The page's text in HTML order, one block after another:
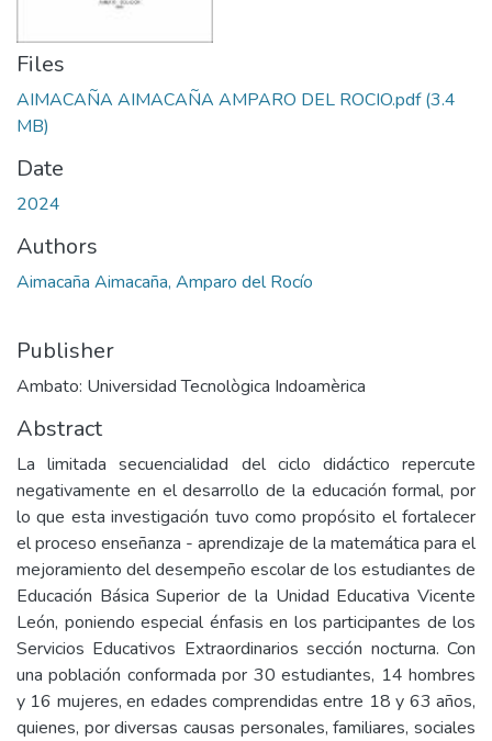
Files
AIMACAÑA AIMACAÑA AMPARO DEL ROCIO.pdf(3.4
MB)
Date
2024
Authors
Aimacaña Aimacaña, Amparo del Rocío
Publisher
Ambato: Universidad Tecnològica Indoamèrica
Abstract
La limitada secuencialidad del ciclo didáctico repercute
negativamente en el desarrollo de la educación formal, por
lo que esta investigación tuvo como propósito el fortalecer
el proceso enseñanza - aprendizaje de la matemática para el
mejoramiento del desempeño escolar de los estudiantes de
Educación Básica Superior de la Unidad Educativa Vicente
León, poniendo especial énfasis en los participantes de los
Servicios Educativos Extraordinarios sección nocturna. Con
una población conformada por 30 estudiantes, 14 hombres
y 16 mujeres, en edades comprendidas entre 18 y 63 años,
quienes, por diversas causas personales, familiares, sociales